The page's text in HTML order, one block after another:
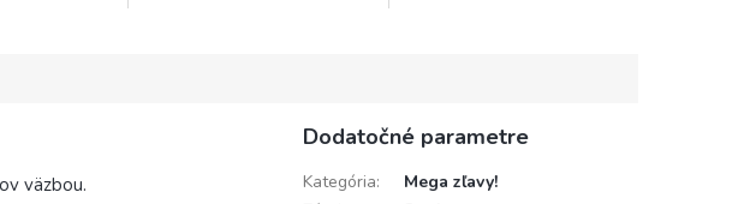
väzbou.
Dodatočné parametre
Kategória:
Mega zľavy!